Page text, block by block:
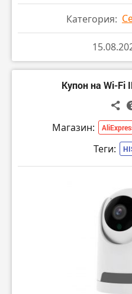
Категория:
Купон на Wi-Fi
Магазин:
Теги: